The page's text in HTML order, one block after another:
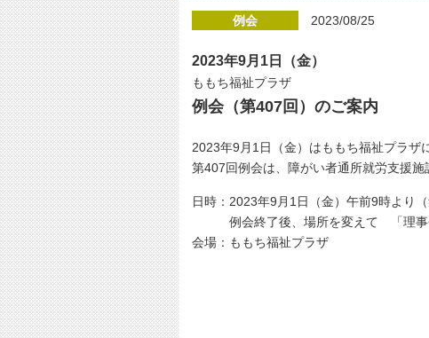
例会 2023/08/25
2023年9月1日（金）
ももち福祉プラザ
例会（第407回）のご案内
2023年9月1日（金）はももち福祉プラザ
第407回例会は、障がい者通所就労支援施
日時：2023年9月1日（金）午前9時より（
例会終了後、場所を変えて 「理事会
会場：ももち福祉プラザ